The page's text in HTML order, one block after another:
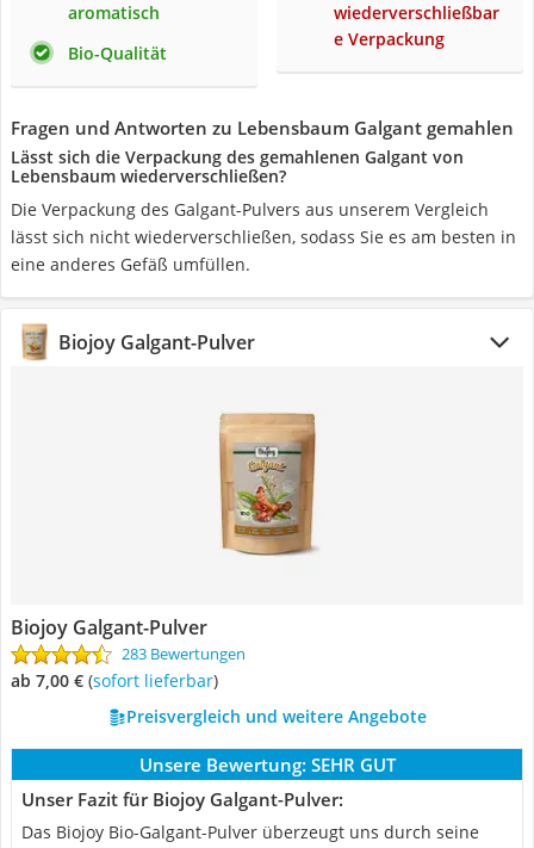
aromatisch
Bio-Qualität
wiederverschließbar
e Verpackung
Fragen und Antworten zu Lebensbaum Galgant gemahlen
Lässt sich die Verpackung des gemahlenen Galgant von
Lebensbaum wiederverschließen?
Die Verpackung des Galgant-Pulvers aus unserem Vergleich
lässt sich nicht wiederverschließen, sodass Sie es am besten in
eine anderes Gefäß umfüllen.
Biojoy Galgant-Pulver
Biojoy Galgant-Pulver
283 Bewertungen
ab 7,00 € ( Sofort lieferbar)
Preisvergleich und weitere Angebote
Unsere Bewertung: SEHR GUT
Unser Fazit für Biojoy Galgant-Pulver:
Das Biojoy Bio-Galgant-Pulver überzeugt uns durch seine